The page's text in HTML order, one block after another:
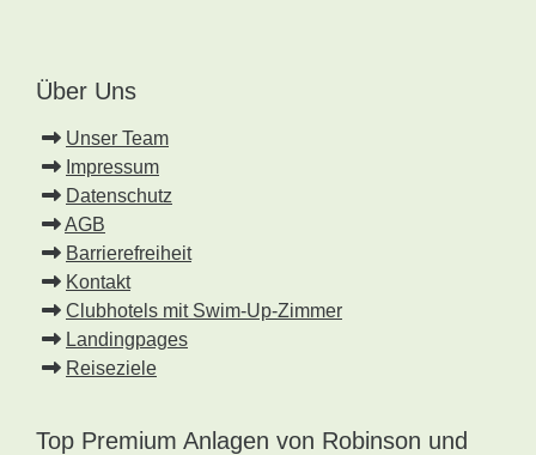
Über Uns
Unser Team
Impressum
Datenschutz
AGB
Barrierefreiheit
Kontakt
Clubhotels mit Swim-Up-Zimmer
Landingpages
Reiseziele
Top Premium Anlagen von Robinson und